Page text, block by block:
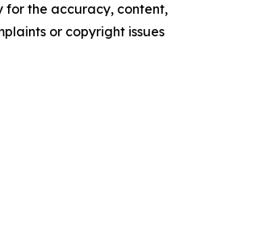
for the accuracy, content,
or copyright issues